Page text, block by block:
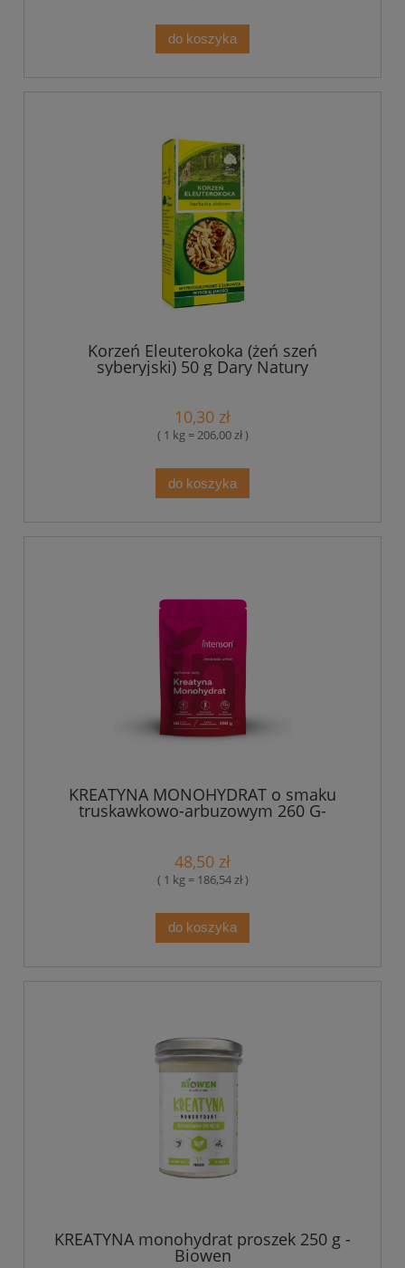
do koszyka
Korzeń Eleuterokoka (żeń szeń
syberyjski) 50 g Dary Natury
10,30 zł
( 1 kg = 206,00 zł )
do koszyka
KREATYNA MONOHYDRAT o smaku
truskawkowo-arbuzowym 260 G-
48,50 zł
( 1 kg = 186,54 zł )
do koszyka
KREATYNA monohydrat proszek 250 g -
Biowen